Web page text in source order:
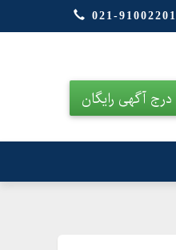
021-91002201
درج آگهی رایگان